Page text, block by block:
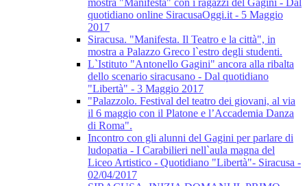
mostra "Manifesta" con i ragazzi del Gagini - Dal
quotidiano online SiracusaOggi.it - 5 Maggio
2017
Siracusa. "Manifesta. Il Teatro e la città", in
mostra a Palazzo Greco l`estro degli studenti.
L`Istituto "Antonello Gagini" ancora alla ribalta
dello scenario siracusano - Dal quotidiano
"Libertà" - 3 Maggio 2017
"Palazzolo. Festival del teatro dei giovani, al via
il 6 maggio con il Platone e l’Accademia Danza
di Roma".
Incontro con gli alunni del Gagini per parlare di
ludopatia - I Carabilieri nell`aula magna del
Liceo Artistico - Quotidiano "Libertà"- Siracusa -
02/04/2017